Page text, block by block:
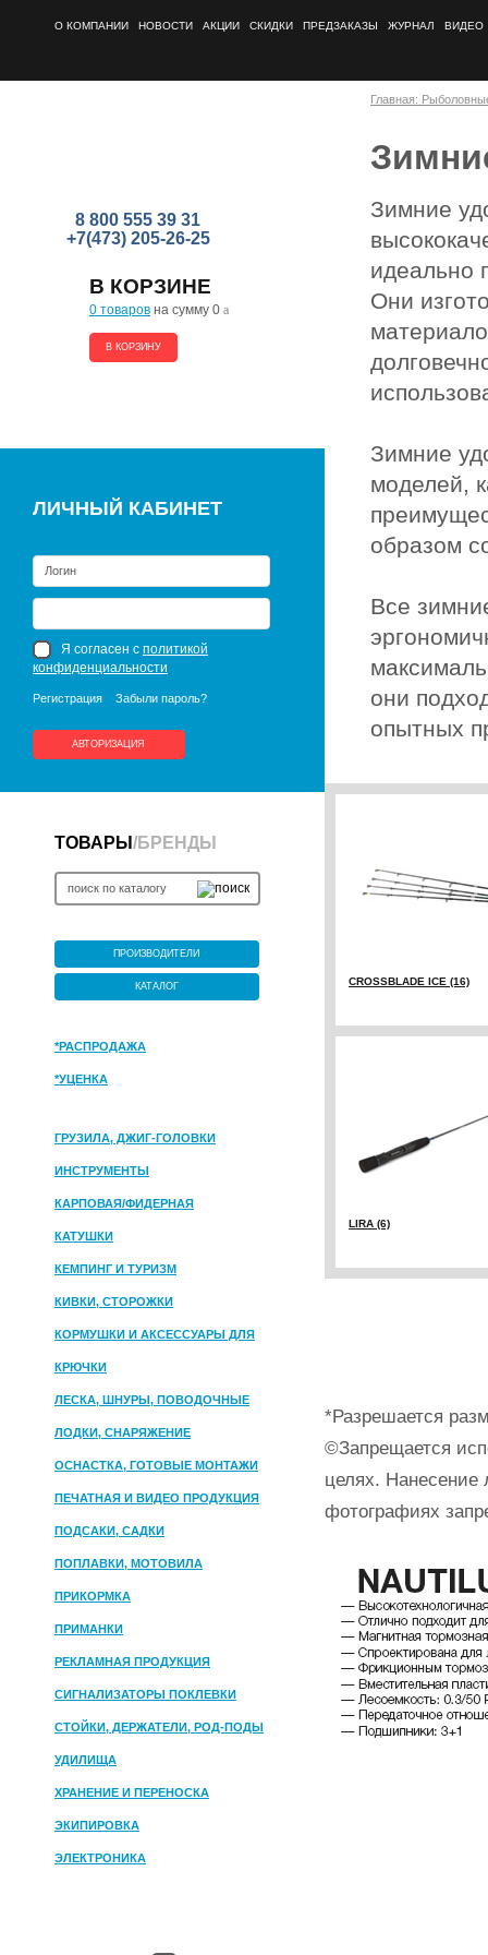
О КОМПАНИИ НОВОСТИ АКЦИИ СКИДКИ ПРЕДЗАКАЗЫ ЖУРНАЛ ВИДЕО
8 800 555 39 31
+7(473) 205-26-25
В КОРЗИНЕ
0 товаров на сумму 0 a
В КОРЗИНУ
ЛИЧНЫЙ КАБИНЕТ
Я согласен с политикой
конфиденциальности
Регистрация Забыли пароль?
АВТОРИЗАЦИЯ
ТОВАРЫ /БРЕНДЫ
ПРОИЗВОДИТЕЛИ
КАТАЛОГ
*РАСПРОДАЖА
*УЦЕНКА
ГРУЗИЛА, ДЖИГ-ГОЛОВКИ
ИНСТРУМЕНТЫ
КАРПОВАЯ/ФИДЕРНАЯ
КАТУШКИ
КЕМПИНГ И ТУРИЗМ
КИВКИ, СТОРОЖКИ
КОРМУШКИ И АКСЕССУАРЫ ДЛЯ
ПРИКОРМКИ
КРЮЧКИ
ЛЕСКА, ШНУРЫ, ПОВОДОЧНЫЕ
МАТЕРИАЛЫ
ЛОДКИ, СНАРЯЖЕНИЕ
ОСНАСТКА, ГОТОВЫЕ МОНТАЖИ
ПЕЧАТНАЯ И ВИДЕО ПРОДУКЦИЯ
ПОДСАКИ, САДКИ
ПОПЛАВКИ, МОТОВИЛА
ПРИКОРМКА
ПРИМАНКИ
РЕКЛАМНАЯ ПРОДУКЦИЯ
СИГНАЛИЗАТОРЫ ПОКЛЕВКИ
СТОЙКИ, ДЕРЖАТЕЛИ, РОД-ПОДЫ
УДИЛИЩА
ХРАНЕНИЕ И ПЕРЕНОСКА
ЭКИПИРОВКА
ЭЛЕКТРОНИКА
Главная:
Зимние
идеально
Они
Зимние
моделей,
образом
Все
они
опытных
CROSSBLADE ICE (16)
LIRA (6)
*Разрешается
©Запрещается
целях. Нанесение
фотографиях